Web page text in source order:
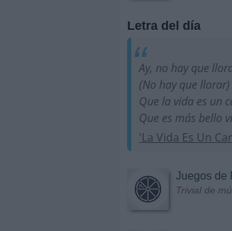
Letra del día
Ay, no hay que
(No hay que llorar)
Que la vida es un
Que es más bello
'La Vida Es Un
Juegos de
Trivial de